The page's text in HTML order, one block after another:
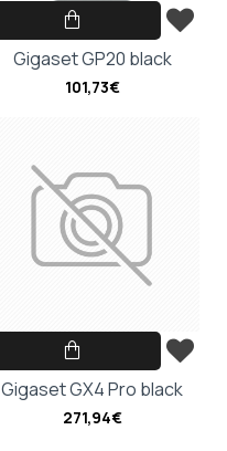
Gigaset GP20 black
101,73€
Gigaset GX4 Pro black
271,94€